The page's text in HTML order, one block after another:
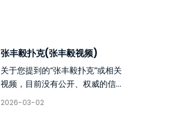
张丰毅扑克(张丰毅视频)
关于您提到的“张丰毅扑克”或相关
视频，目前没有公开、权威的信...
2026-03-02